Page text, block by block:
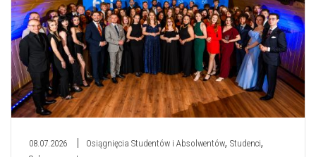
08.07.2026 Osiągnięcia Studentów i Absolwentów, Studenci,